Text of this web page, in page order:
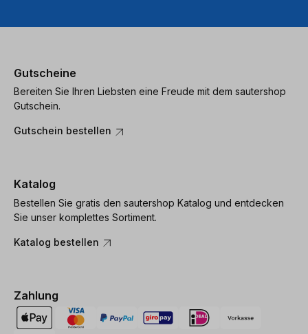
Gutscheine
Bereiten Sie Ihren Liebsten eine Freude mit dem sautershop
Gutschein.
Gutschein bestellen
Katalog
Bestellen Sie gratis den sautershop Katalog und entdecken
Sie unser komplettes Sortiment.
Katalog bestellen
Zahlung